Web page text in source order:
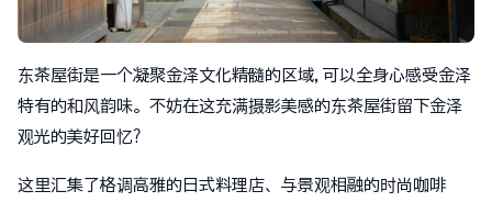
东茶屋街是一个凝聚金泽文化精髓的区域,可以全身心感受金泽
特有的和风韵味。不妨在这充满摄影美感的东茶屋街留下金泽
观光的美好回忆?
这里汇集了格调高雅的日式料理店、与景观相融的时尚咖啡